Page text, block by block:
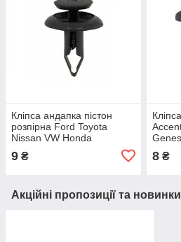
Кліпса андапка пістон
розпірна Ford Toyota
Nissan VW Honda
Renault BMW (відв.5,0 мм)
9 ₴
мм)
8₴
Акційні пропозиції та новинки